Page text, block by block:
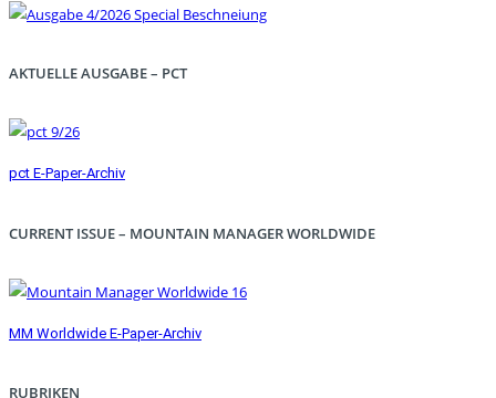
AKTUELLE AUSGABE – PCT
pct E-Paper-Archiv
CURRENT ISSUE – MOUNTAIN MANAGER WORLDWIDE
MM Worldwide E-Paper-Archiv
RUBRIKEN